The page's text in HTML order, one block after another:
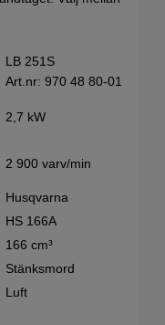
LB 251S
Art.nr: 970 48 80‑01
2,7 kW
2 900 varv/min
Husqvarna
HS 166A
166 cm³
Stänksmord
Luft